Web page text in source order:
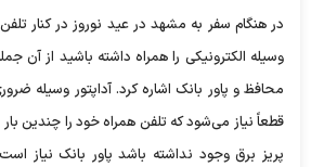
در هنگام سفر به مشهد در عید نوروز در کنار
وسیله الکترونیکی را همراه داشته باشید از آن
محافظ و پاور بانک اشاره کرد. آداپتور وسیله
قطعاً نیاز می‌شود که تلفن همراه خود را چندین بار
پریز برق وجود نداشته باشد پاور بانک نیاز